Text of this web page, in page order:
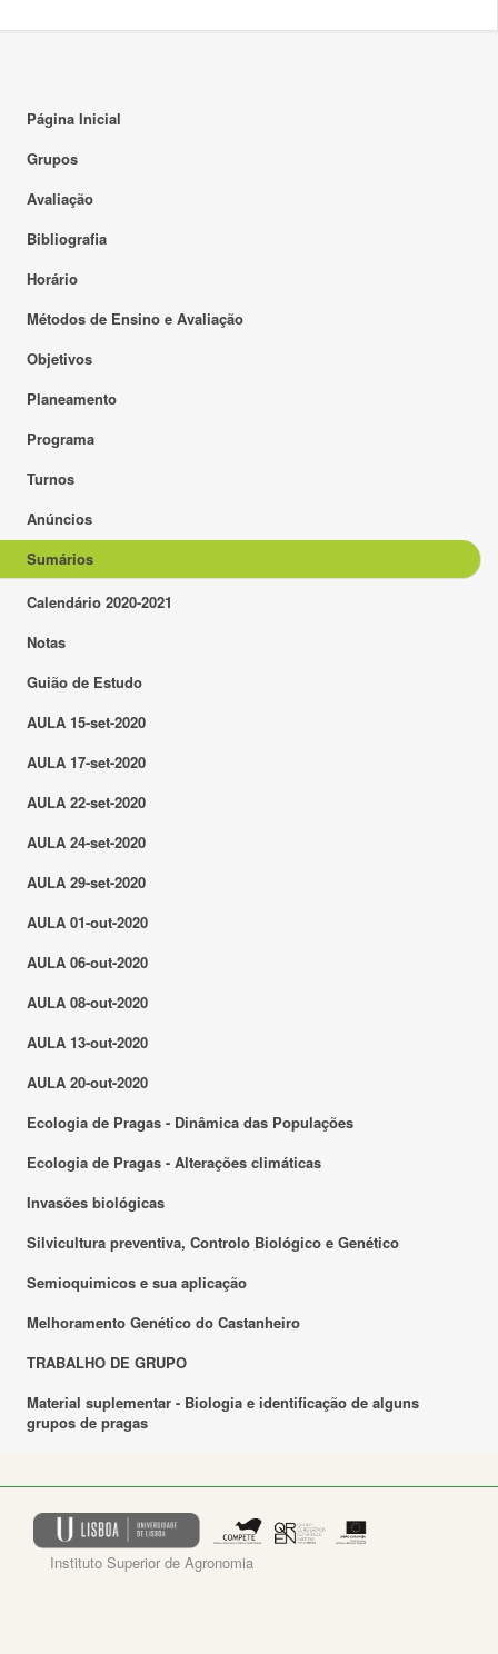
Página Inicial
Grupos
Avaliação
Bibliografia
Horário
Métodos de Ensino e Avaliação
Objetivos
Planeamento
Programa
Turnos
Anúncios
Sumários
Calendário 2020-2021
Notas
Guião de Estudo
AULA 15-set-2020
AULA 17-set-2020
AULA 22-set-2020
AULA 24-set-2020
AULA 29-set-2020
AULA 01-out-2020
AULA 06-out-2020
AULA 08-out-2020
AULA 13-out-2020
AULA 20-out-2020
Ecologia de Pragas - Dinâmica das Populações
Ecologia de Pragas - Alterações climáticas
Invasões biológicas
Silvicultura preventiva, Controlo Biológico e Genético
Semioquimicos e sua aplicação
Melhoramento Genético do Castanheiro
TRABALHO DE GRUPO
Material suplementar - Biologia e identificação de alguns
grupos de pragas
Instituto Superior de Agronomia